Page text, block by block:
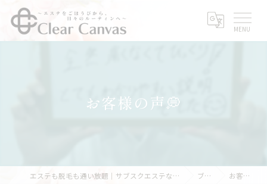
お客様の声💭
エステも脱毛も通い放題｜サブスクエステなら三重県亀山市のClear Canvas ブログ お客様の声💭